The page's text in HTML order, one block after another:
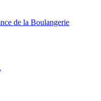
de la Boulangerie